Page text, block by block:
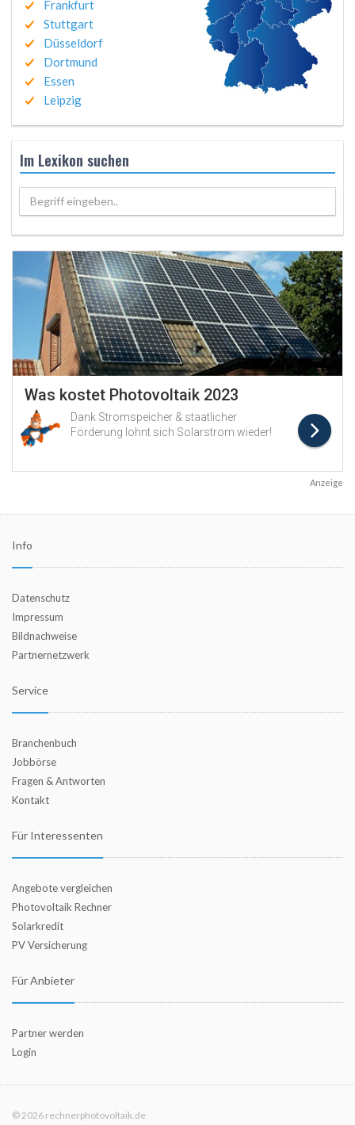
Frankfurt
Stuttgart
Düsseldorf
Dortmund
Essen
Leipzig
Im Lexikon suchen
Begriff eingeben..
Anzeige
Info
Datenschutz
Impressum
Bildnachweise
Partnernetzwerk
Service
Branchenbuch
Jobbörse
Fragen & Antworten
Kontakt
Für Interessenten
Angebote vergleichen
Photovoltaik Rechner
Solarkredit
PV Versicherung
Für Anbieter
Partner werden
Login
© 2026 rechnerphotovoltaik.de